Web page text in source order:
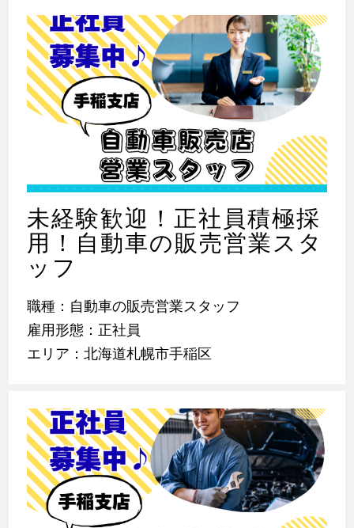
未経験歓迎！正社員積極採
用！自動車の販売営業スタ
ッフ
職種：自動車の販売営業スタッフ
雇用形態：正社員
エリア：北海道札幌市手稲区